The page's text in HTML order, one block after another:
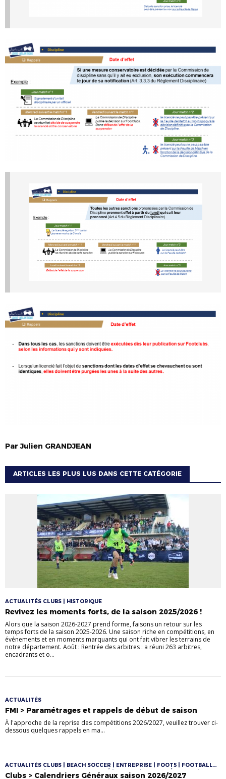
ParJulien GRANDJEAN
ARTICLES LES PLUS LUS DANS CETTE CATÉGORIE
ACTUALITÉS CLUBS | HISTORIQUE
Revivez les moments forts, de la saison 2025/2026 !
Alors que la saison 2026-2027 prend forme, faisons un retour sur les
temps forts de la saison 2025-2026. Une saison riche en compétitions, en
événements et en moments marquants qui ont fait vibrer les terrains de
notre département. Août : Rentrée des arbitres : a réuni 263 arbitres,
encadrants et o...
ACTUALITÉS
FMI > Paramétrages et rappels de début de saison
À l'approche de la reprise des compétitions 2026/2027, veuillez trouver ci-
dessous quelques rappels en ma...
ACTUALITÉS CLUBS | BEACH SOCCER | ENTREPRISE | FOOT5 | FOOTBALL
D'ANIMATION | FOOTBALL DIVERSIFIÉ | FUTSAL | JEUNES FÉMININES |
Clubs > Calendriers Généraux saison 2026/2027